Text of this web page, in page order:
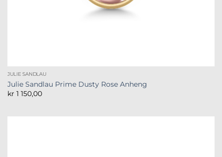
JULIE SANDLAU
Julie Sandlau Prime Dusty Rose Anheng
kr 1 150,00